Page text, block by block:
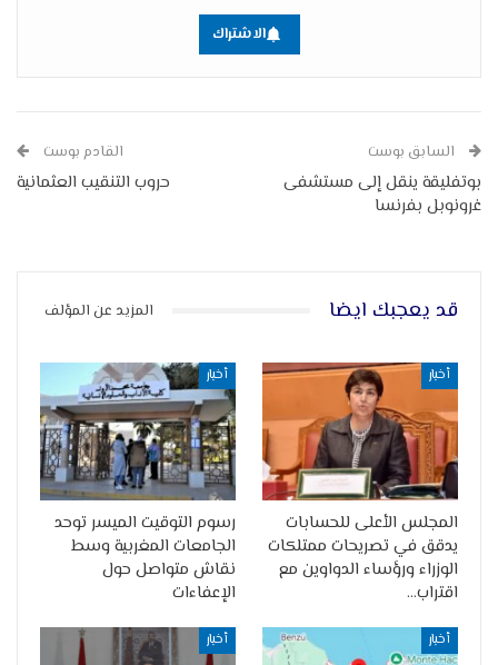
الاشتراك
السابق بوست
بوتفليقة ينقل إلى مستشفى
غرونوبل بفرنسا
القادم بوست
حروب التنقيب العثمانية
قد يعجبك ايضا المزيد عن المؤلف
أخبار
المجلس الأعلى للحسابات
يدقق في تصريحات ممتلكات
الوزراء ورؤساء الدواوين مع
اقتراب…
أخبار
رسوم التوقيت الميسر توحد
الجامعات المغربية وسط
نقاش متواصل حول
الإعفاءات
أخبار أخبار